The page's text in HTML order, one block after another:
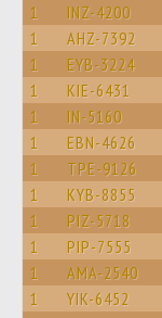
1 INZ-4200
1 AHZ-7392
1 EYB-3224
1 KIE-6431
1 IN-5160
1 EBN-4626
1 TPE-9126
1 KYB-8855
1 PIZ-5718
1 PIP-7555
1 AMA-2540
1 YIK-6452